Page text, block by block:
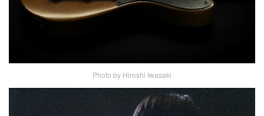
Photo by Hiroshi Iwasaki